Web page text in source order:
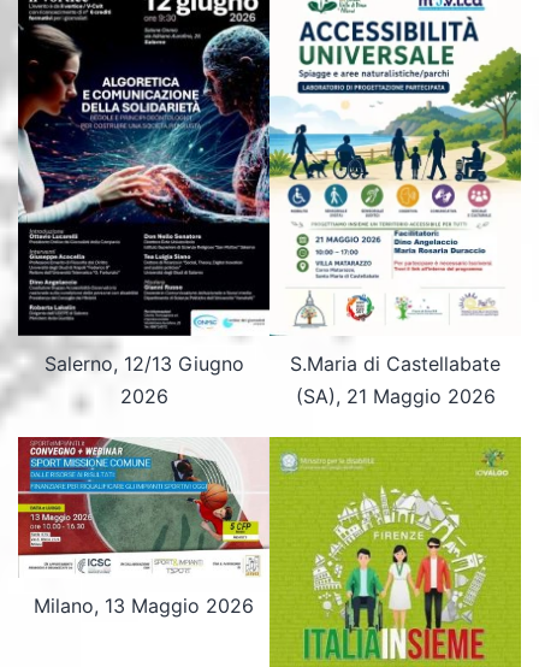
Salerno, 12/13 Giugno
2026
S.Maria di Castellabate
(SA), 21 Maggio 2026
Milano, 13 Maggio 2026